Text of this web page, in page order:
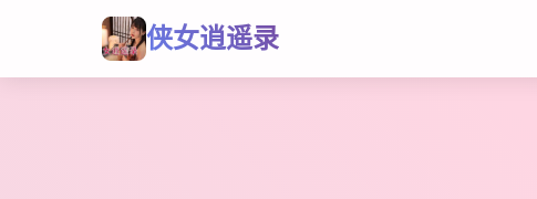
侠女逍遥录